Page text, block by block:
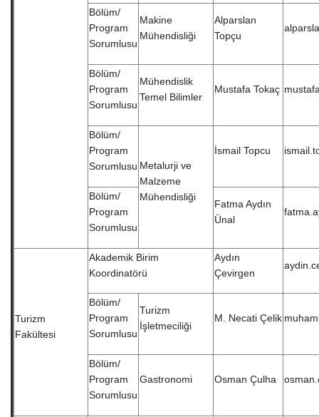
Bölüm/
Program
Sorumlusu
Makine
Mühendisliği
Alparslan
Topçu
Bölüm/
Program
Sorumlusu
Mühendislik
Temel Bilimler
Mustafa Tokaç
Bölüm/
Program
Sorumlusu Metalurji ve
Malzeme
Mühendisliği
İsmail Topcu
Bölüm/
Program
Sorumlusu
Fatma Aydın
Ünal
Turizm
Fakültesi
Akademik Birim
Koordinatörü
Aydın
Çevirgen
Bölüm/
Program
Sorumlusu
Turizm
İşletmeciliği
M. Necati Çelik
Bölüm/
Program
Sorumlusu
Gastronomi Osman Çulha